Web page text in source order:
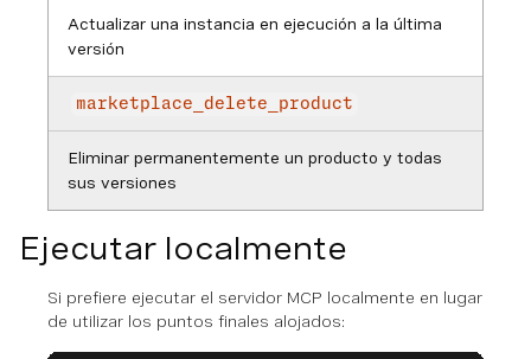
Actualizar una instancia en ejecución a la última
versión
marketplace_delete_product
Eliminar permanentemente un producto y todas
sus versiones
Ejecutar localmente
Si prefiere ejecutar el servidor MCP localmente en lugar
de utilizar los puntos finales alojados: